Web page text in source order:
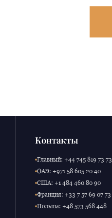
Контакты
Главный: +44 745 819 73 73
ОАЭ: +971 58 605 20 40
США: +1 484 460 80 90
Франция: +33 7 57 69 07 73
Польша: +48 573 568 448